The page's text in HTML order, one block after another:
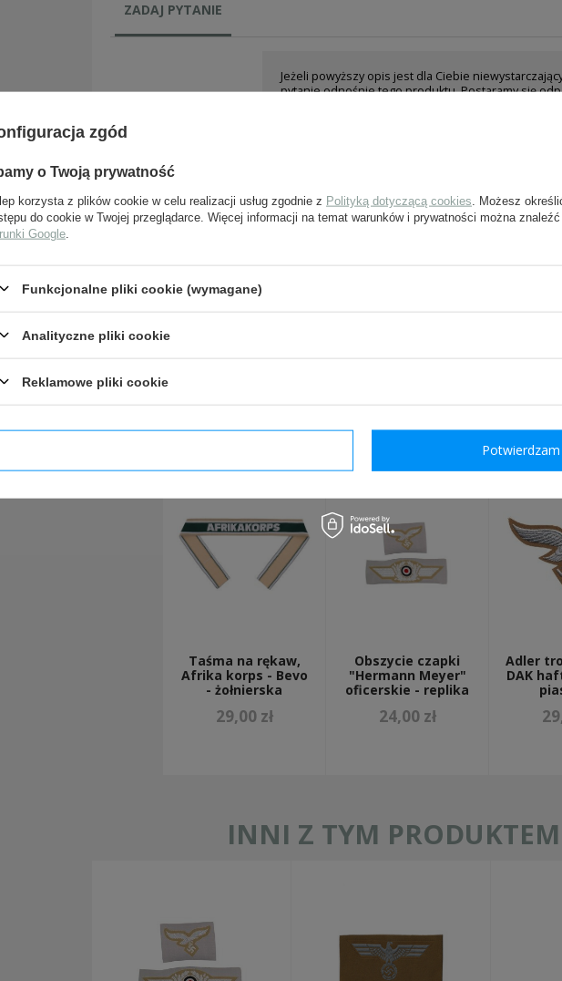
ZADAJ PYTANIE
Jeżeli powyższy opis jest dla Ciebie
pytanie odnośnie tego produktu. Postaramy się
pytanie:
POLECANE Z TYM
Taśma na rękaw,
Afrika korps - Bevo
- żołnierska
29,00 zł
Obszycie czapki
"Hermann Meyer"
oficerskie - replika
24,00 zł
Adler
DAK
INNI Z TYM
zgód
o Twoją prywatność
korzysta z plików cookie w celu realizacji usług zgodnie z Polityką dotyczącą cookies . Możesz
do cookie w Twojej przeglądarce. Więcej informacji na temat warunków i prywatności można
Google
Funkcjonalne pliki cookie (wymagane)
Analityczne pliki cookie
Reklamowe pliki cookie